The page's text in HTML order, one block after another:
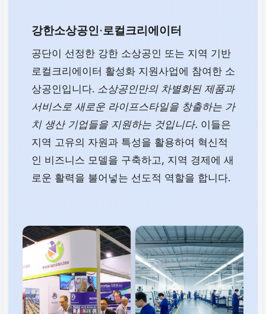
강한소상공인·로컬크리에이터
공단이 선정한 강한 소상공인 또는 지역 기반
로컬크리에이터 활성화 지원사업에 참여한 소
상공인입니다. 소상공인만의 차별화된 제품과
서비스로 새로운 라이프스타일을 창출하는 가
치 생산 기업들을 지원하는 것입니다. 이들은
지역 고유의 자원과 특성을 활용하여 혁신적
인 비즈니스 모델을 구축하고, 지역 경제에 새
로운 활력을 불어넣는 선도적 역할을 합니다.